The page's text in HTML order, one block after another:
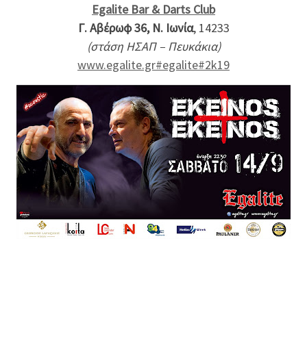
Egalite Bar & Darts Club
Γ. Αβέρωφ 36, Ν. Ιωνία, 14233
(στάση ΗΣΑΠ – Πευκάκια)
www.egalite.gr#egalite#2k19